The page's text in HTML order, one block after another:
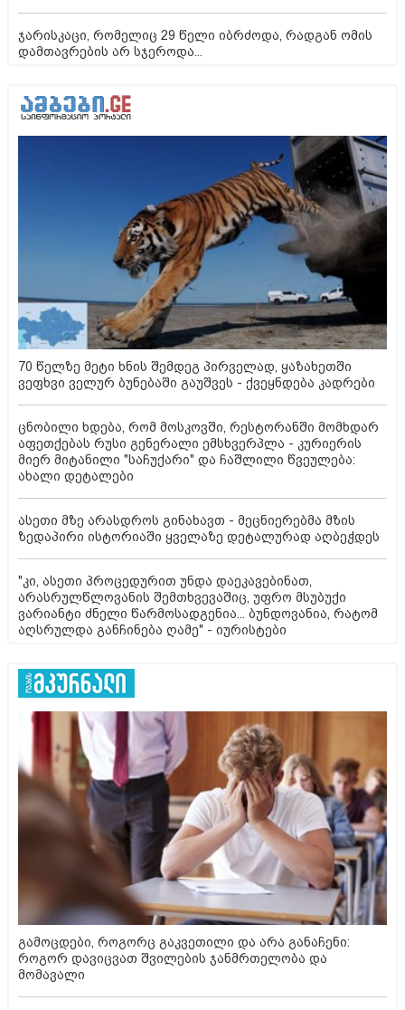
ჯარისკაცი, რომელიც 29 წელი იბრძოდა, რადგან ომის
დამთავრების არ სჯეროდა...
70 წელზე მეტი ხნის შემდეგ პირველად, ყაზახეთში
ვეფხვი ველურ ბუნებაში გაუშვეს - ქვეყნდება კადრები
ცნობილი ხდება, რომ მოსკოვში, რესტორანში მომხდარ
აფეთქებას რუსი გენერალი ემსხვერპლა - კურიერის
მიერ მიტანილი "საჩუქარი" და ჩაშლილი წვეულება:
ახალი დეტალები
ასეთი მზე არასდროს გინახავთ - მეცნიერებმა მზის
ზედაპირი ისტორიაში ყველაზე დეტალურად აღბეჭდეს
"კი, ასეთი პროცედურით უნდა დაეკავებინათ,
არასრულწლოვანის შემთხვევაშიც, უფრო მსუბუქი
ვარიანტი ძნელი წარმოსადგენია... ბუნდოვანია, რატომ
აღსრულდა განჩინება ღამე" - იურისტები
გამოცდები, როგორც გაკვეთილი და არა განაჩენი:
როგორ დავიცვათ შვილების ჯანმრთელობა და
მომავალი